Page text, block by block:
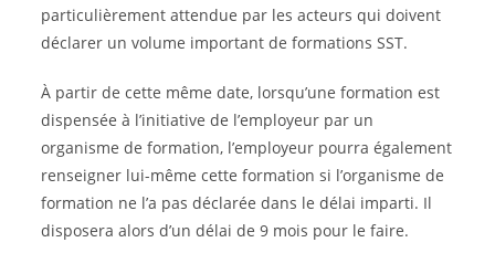
particulièrement attendue par les acteurs qui doivent
déclarer un volume important de formations SST.
À partir de cette même date, lorsqu’une formation est
dispensée à l’initiative de l’employeur par un
organisme de formation, l’employeur pourra également
renseigner lui-même cette formation si l’organisme de
formation ne l’a pas déclarée dans le délai imparti. Il
disposera alors d’un délai de 9 mois pour le faire.